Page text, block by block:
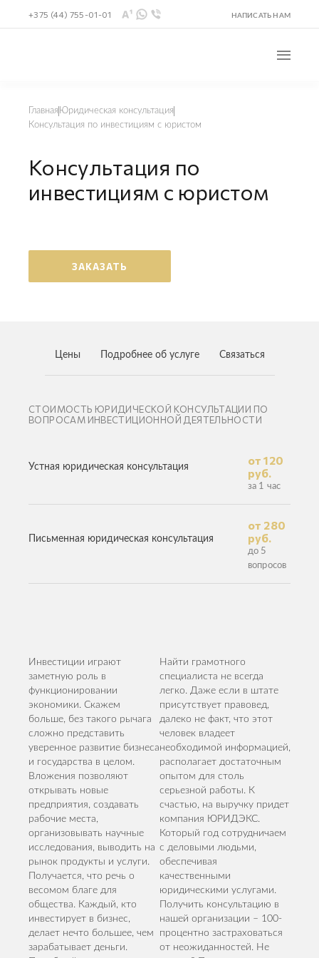
НАПИСАТЬ НАМ
+375 (44) 755-01-01
Главная Юридическая консультация
Консультация по инвестициям с юристом
Консультация по
инвестициям с юристом
ЗАКАЗАТЬ
Цены Подробнее об услуге Связаться
СТОИМОСТЬ ЮРИДИЧЕСКОЙ КОНСУЛЬТАЦИИ ПО
ВОПРОСАМ ИНВЕСТИЦИОННОЙ ДЕЯТЕЛЬНОСТИ
Устная юридическая консультация
от 120
руб.
за 1 час
Письменная юридическая консультация
от 280
руб.
до 5
вопросов
Инвестиции играют
заметную роль в
функционировании
экономики. Скажем
больше, без такого рычага
сложно представить
уверенное развитие бизнеса
и государства в целом.
Вложения позволяют
открывать новые
предприятия, создавать
рабочие места,
организовывать научные
исследования, выводить на
рынок продукты и услуги.
Получается, что речь о
весомом благе для
общества. Каждый, кто
инвестирует в бизнес,
делает нечто большее, чем
зарабатывает деньги.
Найти грамотного
специалиста не всегда
легко. Даже если в штате
присутствует правовед,
далеко не факт, что этот
человек владеет
необходимой информацией,
располагает достаточным
опытом для столь
серьезной работы. К
счастью, на выручку придет
компания ЮРИДЭКС.
Который год сотрудничаем
с деловыми людьми,
обеспечивая
качественными
юридическими услугами.
Получить консультацию в
нашей организации – 100-
процентно застраховаться
от неожиданностей. Не